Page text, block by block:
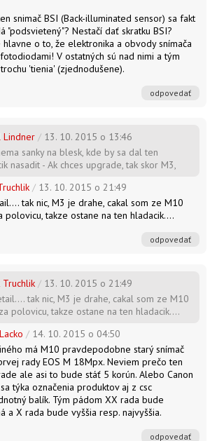
snimač BSI (Back-illuminated sensor) sa fakt
"podsvietený"? Nestačí dať skratku BSI?
hlavne o to, že elektronika a obvody snímača
V ostatných sú nad nimi a tým
'tienia' (zjednodušene).
odpovedať
Lindner / 13. 10. 2015 o 13:46
sanky na blesk, kde by sa dal ten
nasadit - Ak chces upgrade, tak skor M3,
/ 13. 10. 2015 o 21:49
tak nic, M3 je drahe, cakal som ze M10
polovicu, takze ostane na ten hladacik....
odpovedať
/ 13. 10. 2015 o 21:49
tak nic, M3 je drahe, cakal som ze M10
polovicu, takze ostane na ten hladacik....
/ 14. 10. 2015 o 04:50
má M10 pravdepodobne starý snímač
rady EOS M 18Mpx. Neviem prečo ten
ale asi to bude stáť 5 korún. Alebo Canon
týka označenia produktov aj z csc
balík. Tým pádom XX rada bude
a X rada bude vyššia resp. najvyššia.
odpovedať